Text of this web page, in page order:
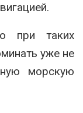
при таких
уже не
морскую